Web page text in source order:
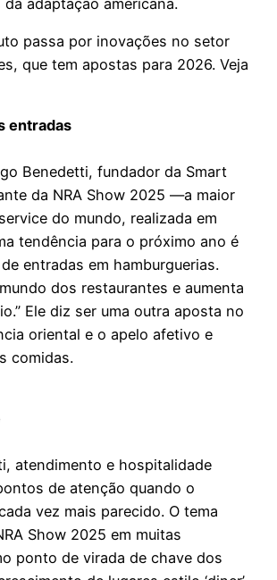
passa por inovações no setor
que tem apostas para 2026. Veja
entradas
Benedetti, fundador da Smart
da NRA Show 2025 —a maior
do mundo, realizada em
tendência para o próximo ano é
entradas em hamburguerias.
dos restaurantes e aumenta
Ele diz ser uma outra aposta no
oriental e o apelo afetivo e
comidas.
atendimento e hospitalidade
de atenção quando o
vez mais parecido. O tema
Show 2025 em muitas
ponto de virada de chave dos